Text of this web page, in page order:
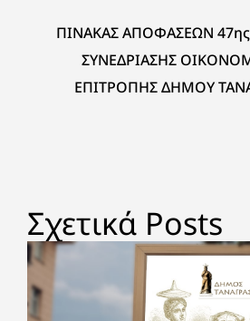
ΠΙΝΑΚΑΣ ΑΠΟΦΑΣΕΩΝ
ΣΥΝΕΔΡΙΑΣΗΣ
ΕΠΙΤΡΟΠΗΣ ΔΗΜΟΥ
Σχετικά Posts